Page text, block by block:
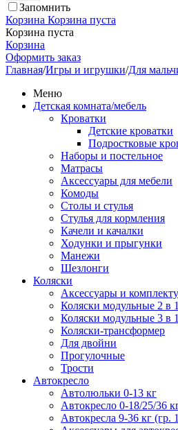
Запомнить
Корзина Корзина пуста
Корзина пуста
Корзина
Оформить заказ
Главная/Игры и игрушки/Для
Меню
Детская комната/мебель
Кроватки
Детские кроватки
Подростковые
Наборы и постельное
Матрасы
Аксессуары для мебели
Комоды
Столы и стулья
Стулья для кормления
Качели и качалки
Ходунки и прыгунки
Манежи
Шезлонги
Коляски
Аксессуары и
Коляски модульные 2 в 1
Коляски модульные 3 в 1
Коляски-трансформер
Для двойни
Прогулочные
Трости
Автокресло
Автолюльки 0-13 кг
Автокресло 0-18/25/36
Автокресла 9-36 кг (гр.